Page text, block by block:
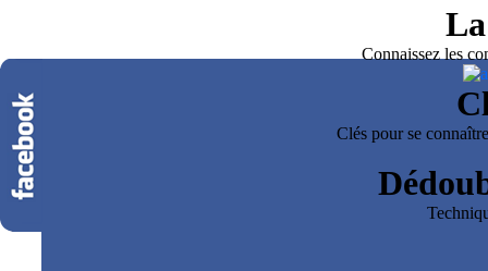
Connaissez les
Clés pour se